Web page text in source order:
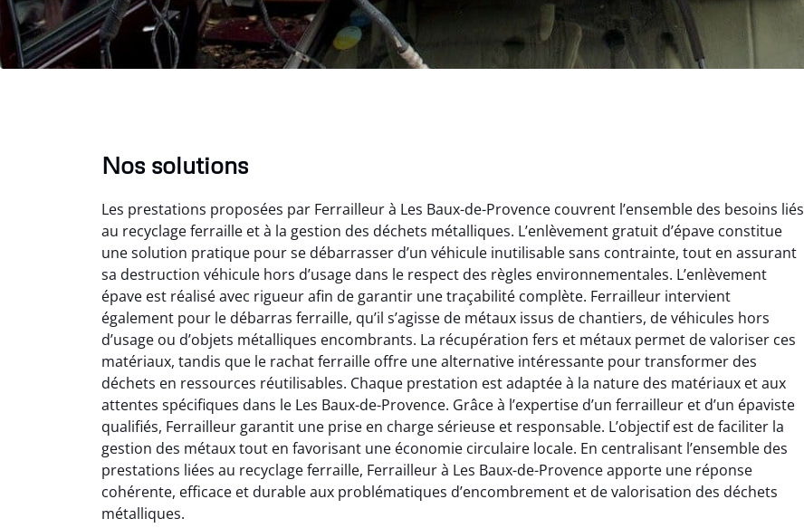
Nos solutions
Les prestations proposées par Ferrailleur à Les Baux-de-Provence couvrent l’ensemble des besoins liés
au recyclage ferraille et à la gestion des déchets métalliques. L’enlèvement gratuit d’épave constitue
une solution pratique pour se débarrasser d’un véhicule inutilisable sans contrainte, tout en assurant
sa destruction véhicule hors d’usage dans le respect des règles environnementales. L’enlèvement
épave est réalisé avec rigueur afin de garantir une traçabilité complète. Ferrailleur intervient
également pour le débarras ferraille, qu’il s’agisse de métaux issus de chantiers, de véhicules hors
d’usage ou d’objets métalliques encombrants. La récupération fers et métaux permet de valoriser ces
matériaux, tandis que le rachat ferraille offre une alternative intéressante pour transformer des
déchets en ressources réutilisables. Chaque prestation est adaptée à la nature des matériaux et aux
attentes spécifiques dans le Les Baux-de-Provence. Grâce à l’expertise d’un ferrailleur et d’un épaviste
qualifiés, Ferrailleur garantit une prise en charge sérieuse et responsable. L’objectif est de faciliter la
gestion des métaux tout en favorisant une économie circulaire locale. En centralisant l’ensemble des
prestations liées au recyclage ferraille, Ferrailleur à Les Baux-de-Provence apporte une réponse
cohérente, efficace et durable aux problématiques d’encombrement et de valorisation des déchets
métalliques.
Virginie Lambert
26 février 2025
Parfait pour se débarrasser
des vieux métaux ! Équipe
efficace qui a tout enlevé
sans laisser de traces.
Service client très réactif.
Jérôme Meunier
21 octobre 2024
Service de recyclage efficace
et écologique. Enlèvement
rapide de ma vieille
chaudière et démarche
transparente. Je
recommande !